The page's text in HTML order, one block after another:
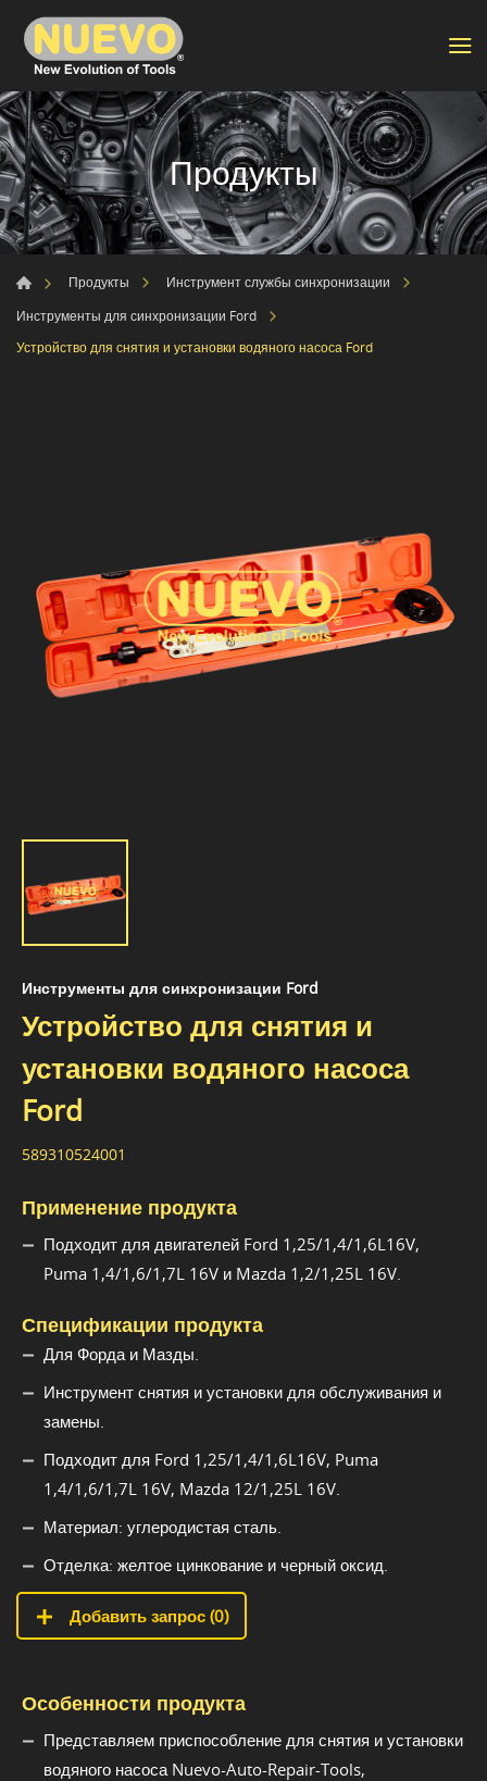
Продукты
Продукты
Инструмент службы синхронизации
Инструменты для синхронизации Ford
Устройство для снятия и установки водяного насоса Ford
Инструменты для синхронизации Ford
Устройство для снятия и
установки водяного насоса
Ford
589310524001
Применение продукта
Подходит для двигателей Ford 1,25/1,4/1,6L16V,
Puma 1,4/1,6/1,7L 16V и Mazda 1,2/1,25L 16V.
Спецификации продукта
Для Форда и Мазды.
Инструмент снятия и установки для обслуживания и
замены.
Подходит для Ford 1,25/1,4/1,6L16V, Puma
1,4/1,6/1,7L 16V, Mazda 12/1,25L 16V.
Материал: углеродистая сталь.
Отделка: желтое цинкование и черный оксид.
Добавить запрос (0)
Особенности продукта
Представляем приспособление для снятия и установки
водяного насоса Nuevo-Auto-Repair-Tools,